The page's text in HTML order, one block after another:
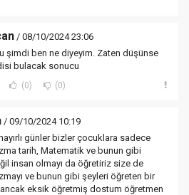
/ 08/10/2024 23:06
şimdi ben ne diyeyim. Zaten düşünse
bulacak sonucu
(0) (0)
/ 09/10/2024 10:19
günler bizler çocuklara sadece
tarih, Matematik ve bunun gibi
insan olmayı da öğretiriz size de
ve bunun gibi şeyleri öğreten bir
eksik öğretmiş dostum öğretmen